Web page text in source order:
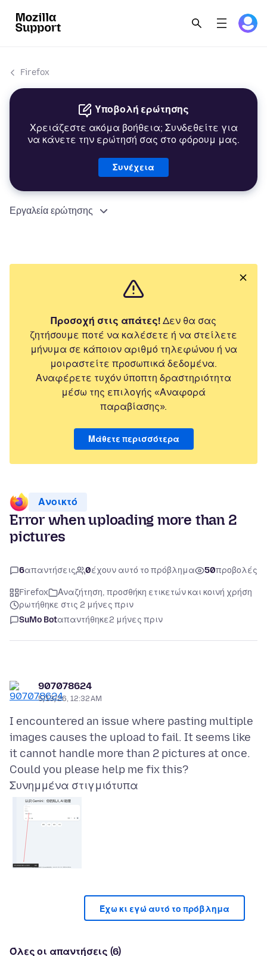
Firefox
Υποβολή ερώτησης
Χρειάζεστε ακόμα βοήθεια; Συνδεθείτε για
να κάνετε την ερώτησή σας στο φόρουμ μας.
Συνέχεια
Εργαλεία ερώτησης
Προσοχή στις απάτες! Δεν θα σας
ζητήσουμε ποτέ να καλέσετε ή να στείλετε
μήνυμα σε κάποιον αριθμό τηλεφώνου ή να
μοιραστείτε προσωπικά δεδομένα.
Αναφέρετε τυχόν ύποπτη δραστηριότητα
μέσω της επιλογής «Αναφορά
παραβίασης».
Μάθετε περισσότερα
Ανοικτό
Error when uploading more than 2
pictures
6απαντήσεις 0έχουν αυτό το πρόβλημα 50προβολές
Firefox
Αναζήτηση, προσθήκη ετικετών και κοινή χρήση
ρωτήθηκε στις 2 μήνες πριν
SuMo Botαπαντήθηκε2 μήνες πριν
907078624
5/13/26, 12:32 AM
I encountered an issue where pasting multiple
images causes the upload to fail. It seems like
it cannot handle more than 2 pictures at once.
Συνημμένα στιγμιότυπα
Έχω κι εγώ αυτό το πρόβλημα
Όλες οι απαντήσεις (6)